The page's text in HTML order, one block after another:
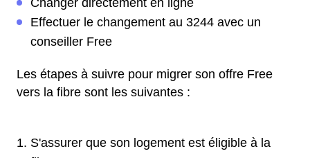
Changer directement en ligne
Effectuer le changement au 3244 avec un
conseiller Free
Les étapes à suivre pour migrer son offre Free
vers la fibre sont les suivantes :
S'assurer que son logement est éligible à la